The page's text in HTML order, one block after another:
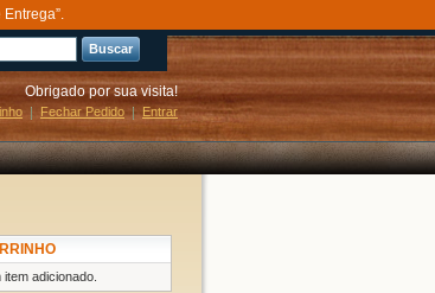
Buscar
Obrigado por sua visita!
Fechar Pedido Entrar
item adicionado.